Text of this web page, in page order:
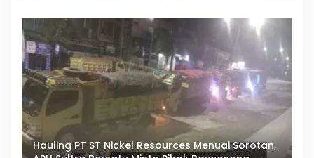
Hauling PT ST Nickel Resources Menuai Sorotan,